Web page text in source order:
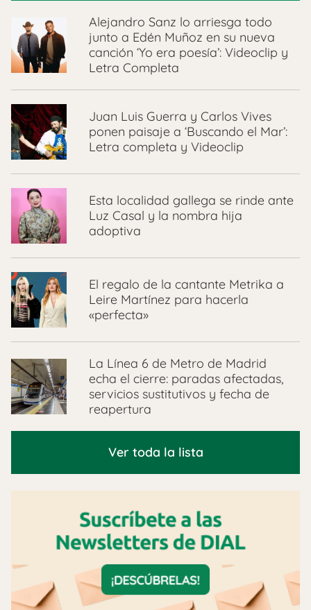
Alejandro Sanz lo arriesga todo
junto a Edén Muñoz en su nueva
canción ‘Yo era poesía’: Videoclip y
Letra Completa
Juan Luis Guerra y Carlos Vives
ponen paisaje a ‘Buscando el Mar’:
Letra completa y Videoclip
Esta localidad gallega se rinde ante
Luz Casal y la nombra hija
adoptiva
El regalo de la cantante Metrika a
Leire Martínez para hacerla
«perfecta»
La Línea 6 de Metro de Madrid
echa el cierre: paradas afectadas,
servicios sustitutivos y fecha de
reapertura
Ver toda la lista